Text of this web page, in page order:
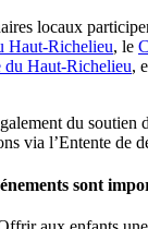
locaux
Haut-Richelieu, le
du Haut-Richelieu,
du soutien
via l’Entente de
sont